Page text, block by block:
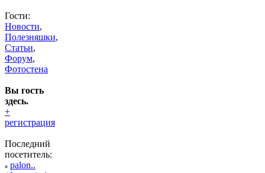
Гости:
Новости,
Полезняшки,
Статьи,
Форум,
Фотостена
Вы гость
здесь.
+
регистрация
Последний
посетитель:
palon..